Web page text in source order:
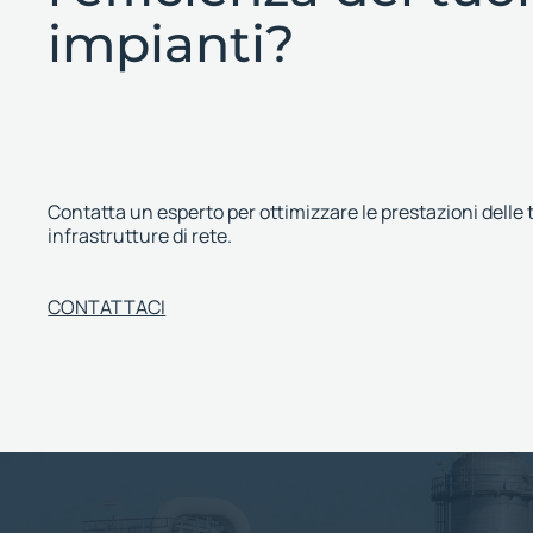
impianti?
Contatta un esperto per ottimizzare le prestazioni delle
infrastrutture di rete.
CONTATTACI